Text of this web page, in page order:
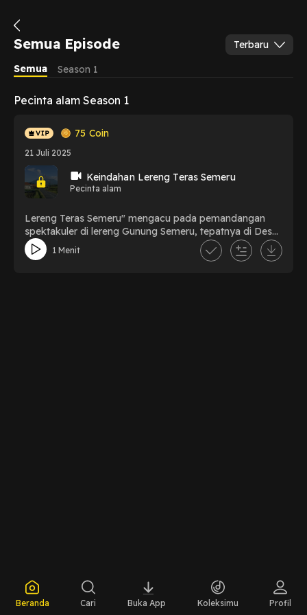
Semua Episode
Terbaru
Semua
Season 1
Pecinta alam Season 1
75 Coin
21 Juli 2025
Keindahan Lereng Teras Semeru
Pecinta alam
Lereng Teras Semeru" mengacu pada pemandangan
spektakuler di lereng Gunung Semeru, tepatnya di Desa
Sumberurip, Kecamatan Pronojiwo, Kabupaten
Lumajang. Daerah ini terkenal dengan hamparan sawah
1 Menit
Beranda Cari Buka App Koleksimu Profil